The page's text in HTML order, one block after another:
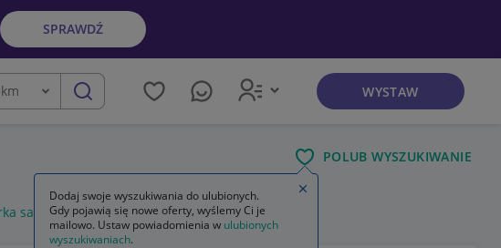
SPRAWDŹ
km szukaj WYSTAW
POLUB WYSZUKIWANIE
samochodowa
Dodaj swoje wyszukiwania do ulubionych.
Gdy pojawią się nowe oferty, wyślemy Ci je
mailowo. Ustaw powiadomienia w ulubionych
wyszukiwaniach.
Zamknij wskazówkę